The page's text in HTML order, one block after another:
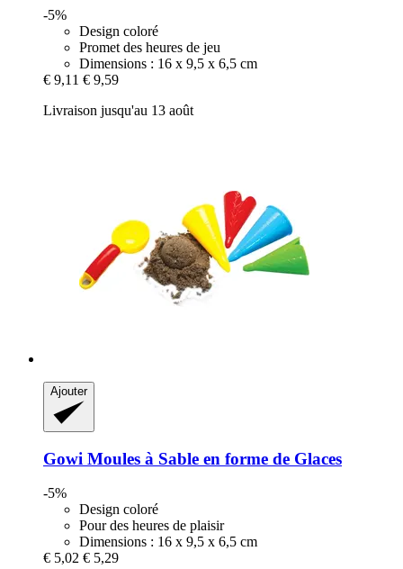
-5%
Design coloré
Promet des heures de jeu
Dimensions : 16 x 9,5 x 6,5 cm
€ 9,11 € 9,59
Livraison jusqu'au 13 août
Ajouter
Gowi Moules à Sable en forme de Glaces
-5%
Design coloré
Pour des heures de plaisir
Dimensions : 16 x 9,5 x 6,5 cm
€ 5,02 € 5,29